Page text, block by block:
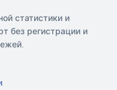
статистики и
без регистрации и